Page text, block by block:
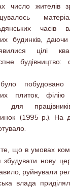
число жителів
часів
будинків,
цілі
будівництво:
плиток, філію
для
(1995 р.). На
що в умовах
збудувати нову
руйнували
влада